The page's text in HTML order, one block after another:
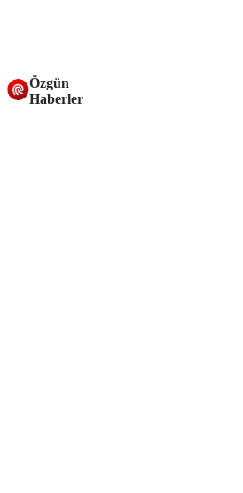
Özgün
Haberler